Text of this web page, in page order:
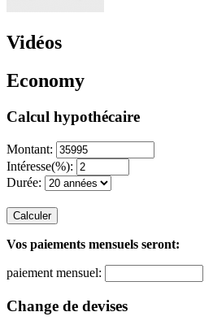
Vidéos
Economy
Calcul hypothécaire
Montant:
Intéresse(%):
Durée:
Calculer
Vos paiements mensuels seront:
paiement mensuel:
Change de devises